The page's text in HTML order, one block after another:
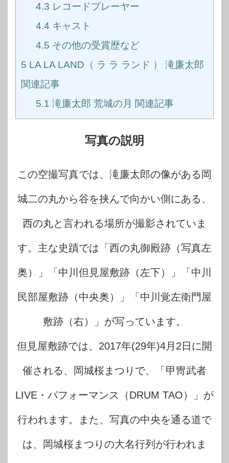
4.3 レコードプレーヤー
4.4 キャスト
4.5 その他の受賞歴など
5 LA LA LAND（ ラ ラ ランド ） 滝廉太郎
関連記事
5.1 滝廉太郎 荒城の月 関連記事
写真の説明
この空撮写真では、滝廉太郎の像がある岡
城二の丸から谷を挟んで向かい側にある、
西の丸と言われる場所が撮影されていま
す。主な史蹟では「西の丸御殿跡（写真左
奥）」「中川但見屋敷跡（左下）」「中川
民部屋敷跡（中央奥）」「中川覚左衛門屋
敷跡（右）」が写っています。
但見屋敷跡では、2017年(29年)4月2日に開
催される、岡城桜まつりで、「甲冑武者
LIVE・パフォーマンス（DRUM TAO）」が
行われます。また、写真の中央を通る道で
は、岡城桜まつりの大名行列が行われま